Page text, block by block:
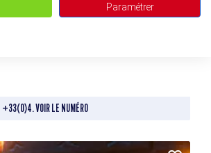
+33(0)4. VOIR LE NUMÉRO
Paramétrer